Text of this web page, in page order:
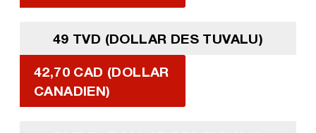
49 TVD (DOLLAR DES TUVALU)
42,70 CAD (DOLLAR
CANADIEN)